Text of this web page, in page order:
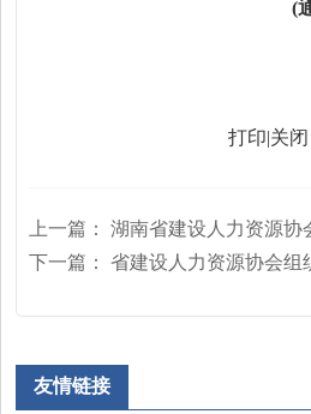
(
打印|关闭
上一篇：
湖南省建设人力资源协
下一篇：
省建设人力资源协会组
友情链接